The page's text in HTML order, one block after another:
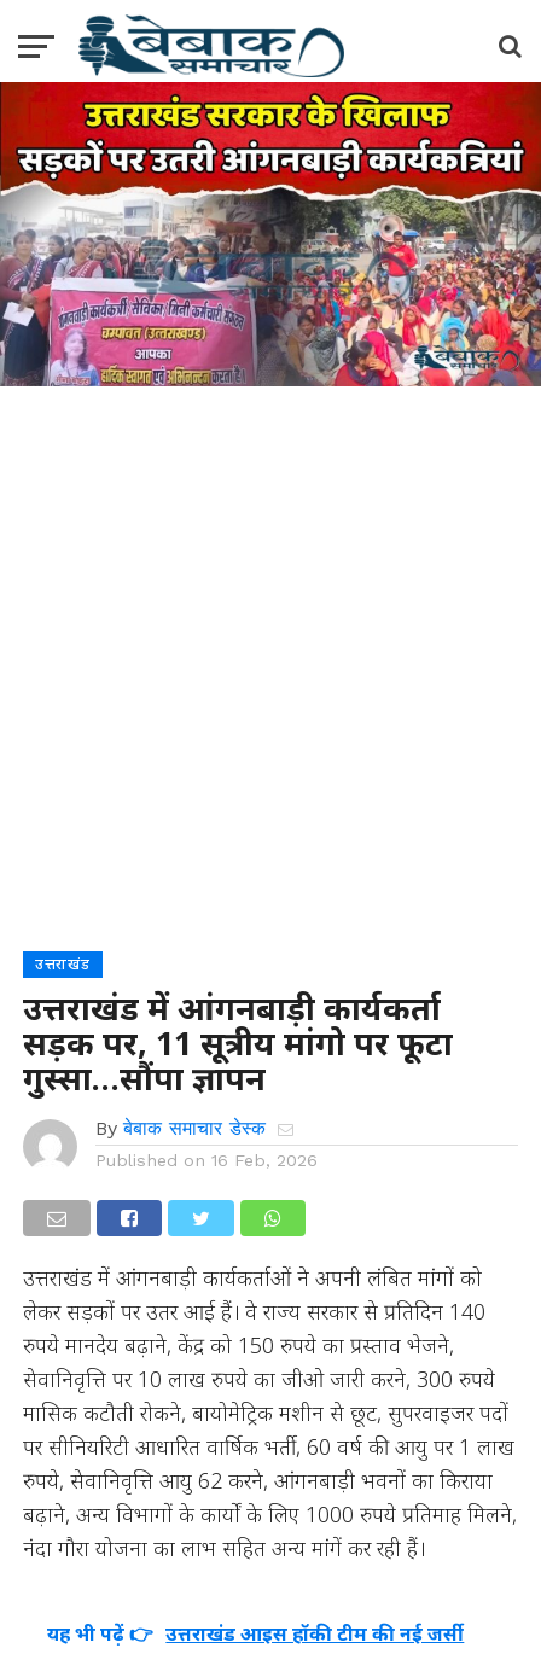
उत्तराखंड
उत्तराखंड में आंगनबाड़ी कार्यकर्ता
सड़क पर, 11 सूत्रीय मांगो पर फूटा
गुस्सा…सौंपा ज्ञापन
By बेबाक समाचार डेस्क
Published on 16 Feb, 2026
उत्तराखंड में आंगनबाड़ी कार्यकर्ताओं ने अपनी लंबित मांगों को
लेकर सड़कों पर उतर आई हैं। वे राज्य सरकार से प्रतिदिन 140
रुपये मानदेय बढ़ाने, केंद्र को 150 रुपये का प्रस्ताव भेजने,
सेवानिवृत्ति पर 10 लाख रुपये का जीओ जारी करने, 300 रुपये
मासिक कटौती रोकने, बायोमेट्रिक मशीन से छूट, सुपरवाइजर पदों
पर सीनियरिटी आधारित वार्षिक भर्ती, 60 वर्ष की आयु पर 1 लाख
रुपये, सेवानिवृत्ति आयु 62 करने, आंगनबाड़ी भवनों का किराया
बढ़ाने, अन्य विभागों के कार्यों के लिए 1000 रुपये प्रतिमाह मिलने,
नंदा गौरा योजना का लाभ सहित अन्य मांगें कर रही हैं।
यह भी पढ़ें 👉 उत्तराखंड आइस हॉकी टीम की नई जर्सी